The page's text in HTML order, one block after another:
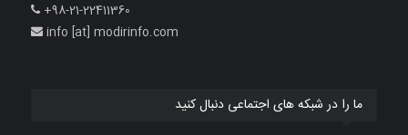
+98-21-22411360
info [at] modirinfo.com
ما را در شبکه های اجتماعی دنبال کنید